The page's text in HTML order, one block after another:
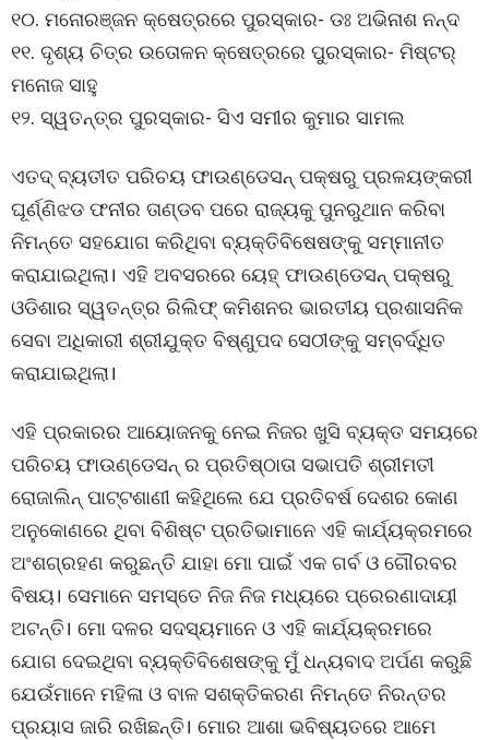
୧୦. ମନୋରଞ୍ଜନ କ୍ଷେତ୍ରରେ ପୁରସ୍କାର- ଡଃ ଅଭିନାଶ ନନ୍ଦ
୧୧. ଦୃଶ୍ୟ ଚିତ୍ର ଉତୋଳନ କ୍ଷେତ୍ରରେ ପୁରସ୍କାର- ମିଷ୍ଟର୍
ମନୋଜ ସାହୁ
୧୨. ସ୍ୱତନ୍ତ୍ର ପୁରସ୍କାର- ସିଏ ସମୀର କୁମାର ସାମଲ
ଏତଦ୍ ବ୍ୟତୀତ ପରିଚୟ ଫାଉଣ୍ଡେସନ୍ ପକ୍ଷରୁ ପ୍ରଳୟଙ୍କରୀ
ଘୂର୍ଣ୍ଣିଝଡ ଫନୀର ତାଣ୍ଡବ ପରେ ରାଜ୍ୟକୁ ପୁନରୁଥାନ କରିବା
ନିମନ୍ତେ ସହଯୋଗ କରିଥିବା ବ୍ୟକ୍ତିବିଷେଷଙ୍କୁ ସମ୍ମାନୀତ
କରାଯାଇଥିଲା। ଏହି ଅବସରରେ ୟେହ୍ ଫାଉଣ୍ଡେସନ୍ ପକ୍ଷରୁ
ଓଡିଶାର ସ୍ୱତନ୍ତ୍ର ରିଲିଫ୍ କମିଶନର ଭାରତୀୟ ପ୍ରଶାସନିକ
ସେବା ଅଧିକାରୀ ଶ୍ରୀଯୁକ୍ତ ବିଷ୍ଣୁପଦ ସେଠୀଙ୍କୁ ସମ୍ବର୍ଦ୍ଧିତ
କରାଯାଇଥିଲା।
ଏହି ପ୍ରକାରର ଆୟୋଜନକୁ ନେଇ ନିଜର ଖୁସି ବ୍ୟକ୍ତ ସମୟରେ
ପରିଚୟ ଫାଉଣ୍ଡେସନ୍ ର ପ୍ରତିଷ୍ଠାତା ସଭାପତି ଶ୍ରୀମତୀ
ରୋଜାଲିନ୍ ପାଟ୍ଟଶାଣୀ କହିଥିଲେ ଯେ ପ୍ରତିବର୍ଷ ଦେଶର କୋଣ
ଅନୁକୋଣରେ ଥିବା ବିଶିଷ୍ଟ ପ୍ରତିଭାମାନେ ଏହି କାର୍ଯ୍ୟକ୍ରମରେ
ଅଂଶଗ୍ରହଣ କରୁଛନ୍ତି ଯାହା ମୋ ପାଇଁ ଏକ ଗର୍ବ ଓ ଗୌରବର
ବିଷୟ। ସେମାନେ ସମସ୍ତେ ନିଜ ନିଜ ମଧ୍ୟରେ ପ୍ରେରଣାଦାୟୀ
ଅଟନ୍ତି। ମୋ ଦଳର ସଦସ୍ୟମାନେ ଓ ଏହି କାର୍ଯ୍ୟକ୍ରମରେ
ଯୋଗ ଦେଇଥିବା ବ୍ୟକ୍ତିବିଶେଷଙ୍କୁ ମୁଁ ଧନ୍ୟବାଦ ଅର୍ପଣ କରୁଛି
ଯେଉଁମାନେ ମହିଳା ଓ ବାଳ ସଶକ୍ତିକରଣ ନିମନ୍ତେ ନିରନ୍ତର
ପ୍ରୟାସ ଜାରି ରଖିଛନ୍ତି। ମୋର ଆଶା ଭବିଷ୍ୟତରେ ଆମେ